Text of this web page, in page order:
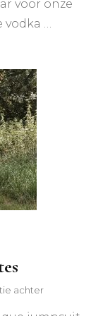
voor onze
vodka …
achterop